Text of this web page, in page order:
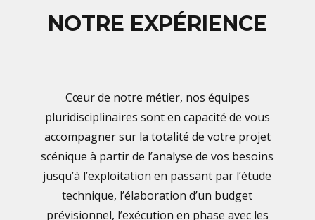
NOTRE EXPÉRIENCE
Cœur de notre métier, nos équipes
pluridisciplinaires sont en capacité de vous
accompagner sur la totalité de votre projet
scénique à partir de l’analyse de vos besoins
jusqu’à l’exploitation en passant par l’étude
technique, l’élaboration d’un budget
prévisionnel, l’exécution en phase avec les